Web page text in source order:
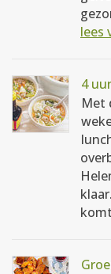
lees
4
Met